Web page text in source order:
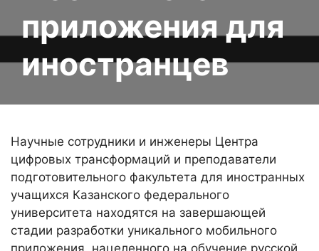
приложения для
иностранцев
Научные сотрудники и инженеры Центра
цифровых трансформаций и преподаватели
подготовительного факультета для иностранных
учащихся Казанского федерального
университета находятся на завершающей
стадии разработки уникального мобильного
приложения, нацеленного на обучение русской